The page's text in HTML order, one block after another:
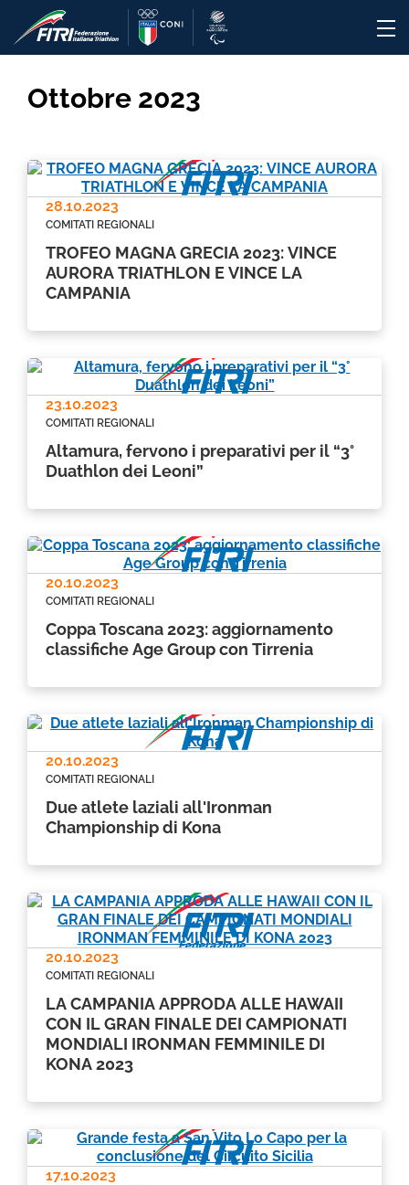
Ottobre 2023
28.10.2023
COMITATI REGIONALI
TROFEO MAGNA GRECIA 2023: VINCE
AURORA TRIATHLON E VINCE LA
CAMPANIA
23.10.2023
COMITATI REGIONALI
Altamura, fervono i preparativi per il “3°
Duathlon dei Leoni”
20.10.2023
COMITATI REGIONALI
Coppa Toscana 2023: aggiornamento
classifiche Age Group con Tirrenia
20.10.2023
COMITATI REGIONALI
Due atlete laziali all'Ironman
Championship di Kona
20.10.2023
COMITATI REGIONALI
LA CAMPANIA APPRODA ALLE HAWAII
CON IL GRAN FINALE DEI CAMPIONATI
MONDIALI IRONMAN FEMMINILE DI
KONA 2023
17.10.2023